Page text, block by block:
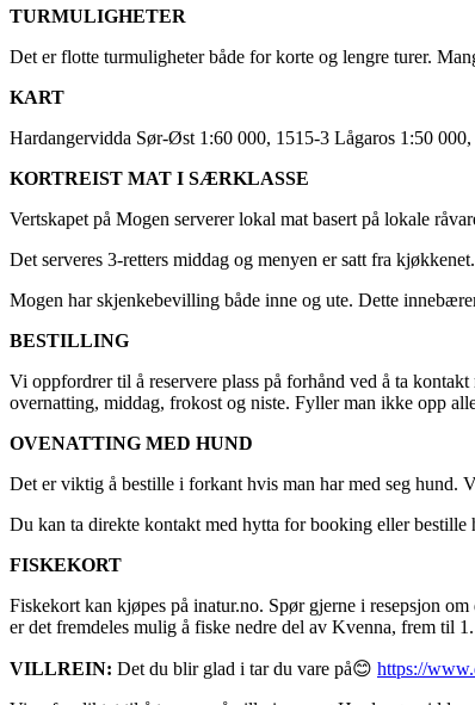
TURMULIGHETER
Det er flotte turmuligheter både for korte og lengre turer.
KART
Hardangervidda Sør-Øst 1:60 000, 1515-3 Lågaros 1:50
KORTREIST MAT I SÆRKLASSE
Vertskapet på Mogen serverer lokal mat basert på lokale
Det serveres 3-retters middag og menyen er satt fra
Mogen har skjenkebevilling både inne og ute. Dette
BESTILLING
Vi oppfordrer til å reservere plass på forhånd ved å ta
overnatting, middag, frokost og niste. Fyller man ikke opp
OVENATTING MED HUND
Det er viktig å bestille i forkant hvis man har med seg hund.
Du kan ta direkte kontakt med hytta for booking eller bestille
FISKEKORT
Fiskekort kan kjøpes på inatur.no. Spør gjerne i resepsjon
er det fremdeles mulig å fiske nedre del av Kvenna, frem til 1.
VILLREIN: Det du blir glad i tar du vare på😊 https://